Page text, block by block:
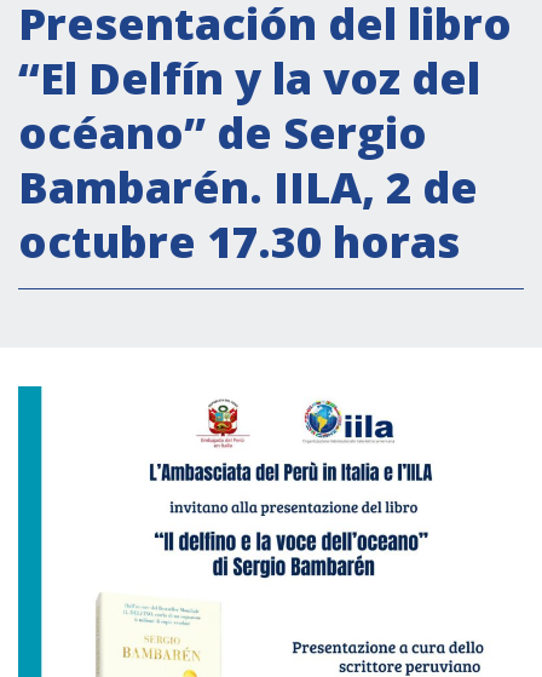
Secretaría Cultural
Secretaría Socioeconómica
Secretaría Técnico-científica
Forum Pymes
Conferencia Italia- América Latina y el Caribe
Red para la promoción de la igualdad de
género
Patrimonio cultural
Empoderamiento socio-económico
Justicia y Seguridad
EUROsociAL
Presentación del libro
“El Delfín y la voz del
océano” de Sergio
Bambarén. IILA, 2 de
octubre 17.30 horas